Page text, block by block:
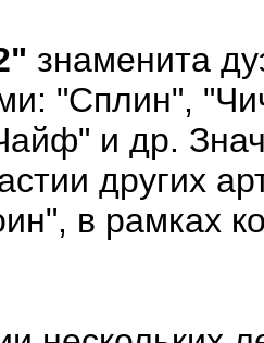
знаменита
"Сплин",
и др.
других
в рамках